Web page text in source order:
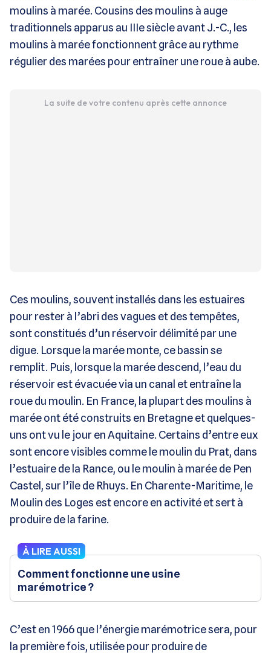
moulins à marée. Cousins des moulins à auge
traditionnels apparus au IIIe siècle avant J.-C., les
moulins à marée fonctionnent grâce au rythme
régulier des marées pour entraîner une roue à aube.
La suite de votre contenu après cette annonce
Ces moulins, souvent installés dans les estuaires
pour rester à l’abri des vagues et des tempêtes,
sont constitués d’un réservoir délimité par une
digue. Lorsque la marée monte, ce bassin se
remplit. Puis, lorsque la marée descend, l’eau du
réservoir est évacuée via un canal et entraîne la
roue du moulin. En France, la plupart des moulins à
marée ont été construits en Bretagne et quelques-
uns ont vu le jour en Aquitaine. Certains d’entre eux
sont encore visibles comme le moulin du Prat, dans
l’estuaire de la Rance, ou le moulin à marée de Pen
Castel, sur l’île de Rhuys. En Charente-Maritime, le
Moulin des Loges est encore en activité et sert à
produire de la farine.
À LIRE AUSSI
Comment fonctionne une usine
marémotrice ?
C’est en 1966 que l’énergie marémotrice sera, pour
la première fois, utilisée pour produire de